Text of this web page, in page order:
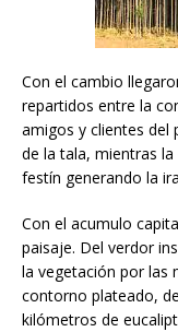
Con el cambio
repartidos entre la
amigos y clientes del
de la tala, mientras
festín generando la
Con el acumulo
paisaje. Del verdor
la vegetación por las
contorno plateado,
kilómetros de